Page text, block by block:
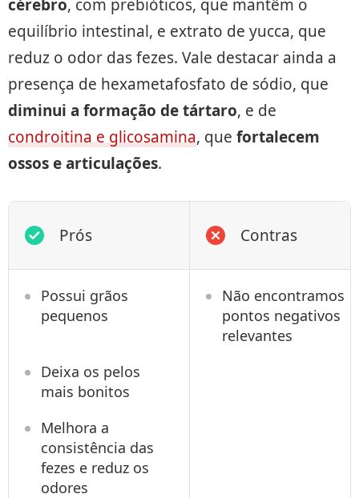
cérebro, com prebióticos, que mantêm o
equilíbrio intestinal, e extrato de yucca, que
reduz o odor das fezes. Vale destacar ainda a
presença de hexametafosfato de sódio, que
diminui a formação de tártaro, e de
condroitina e glicosamina, que fortalecem
ossos e articulações.
Prós Contras
Possui grãos
pequenos
Não encontramos
pontos negativos
relevantes
Deixa os pelos
mais bonitos
Melhora a
consistência das
fezes e reduz os
odores